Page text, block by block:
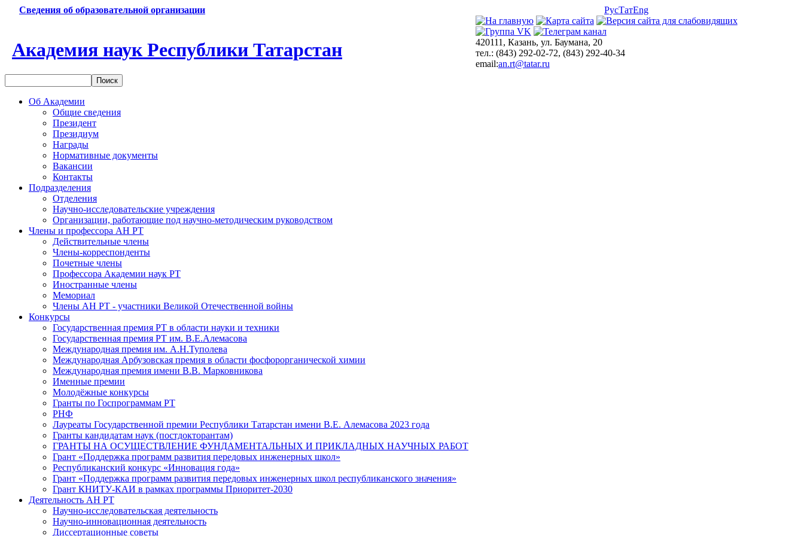
Сведения об образовательной организации РусТатEng
Академия наук Республики Татарстан
420111, Казань, ул. Баумана, 20
тел.: (843) 292-02-72, (843) 292-40-34
email:an.rt@tatar.ru
Об Академии
Общие сведения
Президент
Президиум
Награды
Нормативные документы
Вакансии
Контакты
Подразделения
Отделения
Научно-исследовательские учреждения
Организации, работающие под научно-методическим руководством
Члены и профессора АН РТ
Действительные члены
Члены-корреспонденты
Почетные члены
Профессора Академии наук РТ
Иностранные члены
Мемориал
Члены АН РТ - участники Великой Отечественной войны
Конкурсы
Государственная премия РТ в области науки и техники
Государственная премия РТ им. В.Е.Алемасова
Международная премия им. А.Н.Туполева
Международная Арбузовская премия в области фосфорорганической химии
Международная премия имени В.В. Марковникова
Именные премии
Молодёжные конкурсы
Гранты по Госпрограммам РТ
РНФ
Лауреаты Государственной премии Республики Татарстан имени В.Е. Алемасова 2023 года
Гранты кандидатам наук (постдокторантам)
ГРАНТЫ НА ОСУЩЕСТВЛЕНИЕ ФУНДАМЕНТАЛЬНЫХ И ПРИКЛАДНЫХ НАУЧНЫХ РАБОТ
Грант «Поддержка программ развития передовых инженерных школ»
Республиканский конкурс «Инновация года»
Грант «Поддержка программ развития передовых инженерных школ республиканского значения»
Грант КНИТУ-КАИ в рамках программы Приоритет-2030
Деятельность АН РТ
Научно-исследовательская деятельность
Научно-инновационная деятельность
Диссертационные советы